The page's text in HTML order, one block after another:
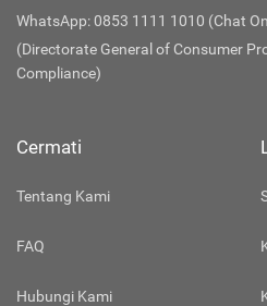
WhatsApp: 0853 1111 1010 (Chat
(Directorate General of Consumer
Compliance)
Cermati
Tentang Kami
FAQ
Hubungi Kami